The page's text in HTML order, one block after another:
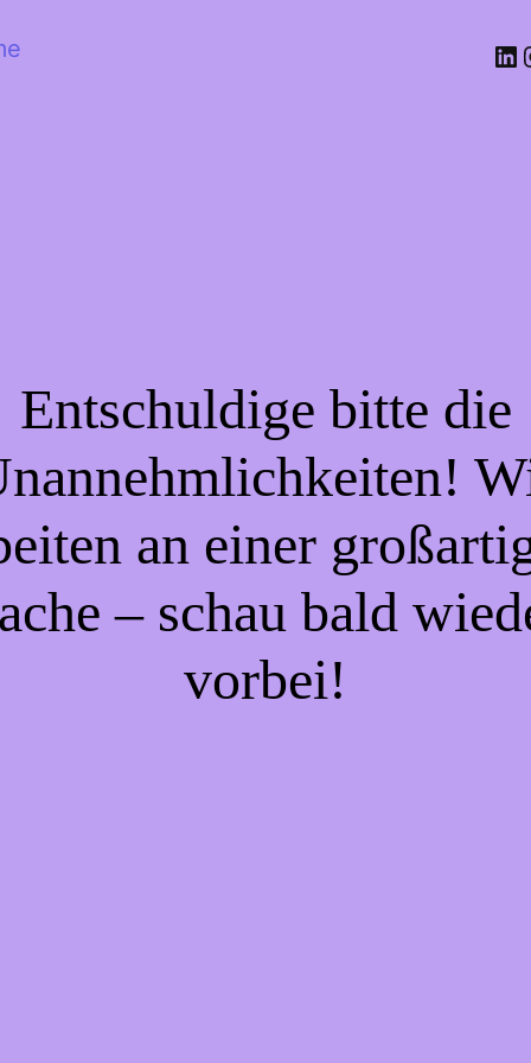
Entschuldige bitte die
an einer
– schau bald
vorbei!